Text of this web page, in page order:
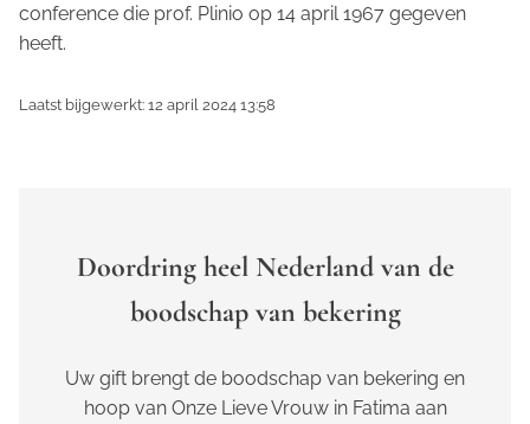
conference die prof. Plinio op 14 april 1967 gegeven
heeft.
Laatst bijgewerkt: 12 april 2024 13:58
Doordring heel Nederland van de
boodschap van bekering
Uw gift brengt de boodschap van bekering en
hoop van Onze Lieve Vrouw in Fatima aan